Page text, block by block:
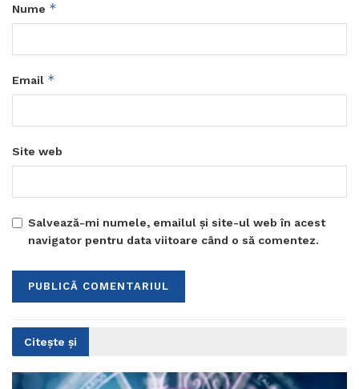
Nume *
Email *
Site web
Salvează-mi numele, emailul și site-ul web în acest
navigator pentru data viitoare când o să comentez.
Citește și